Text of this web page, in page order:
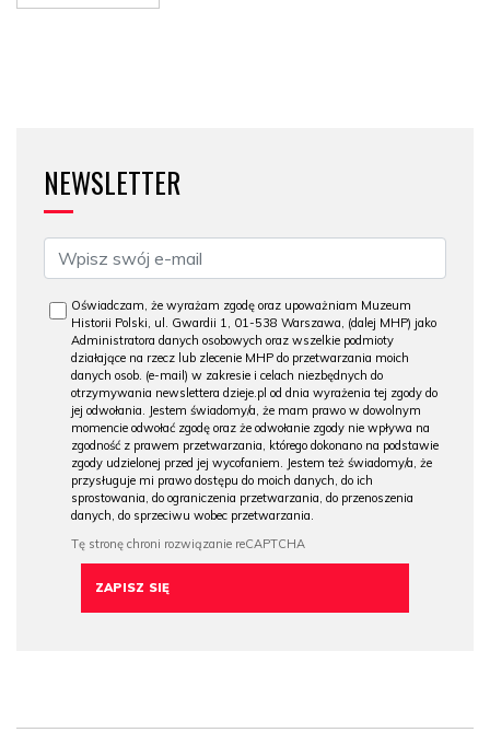
NEWSLETTER
Oświadczam, że wyrażam zgodę oraz upoważniam Muzeum
Historii Polski, ul. Gwardii 1, 01-538 Warszawa, (dalej MHP) jako
Administratora danych osobowych oraz wszelkie podmioty
działające na rzecz lub zlecenie MHP do przetwarzania moich
danych osob. (e-mail) w zakresie i celach niezbędnych do
otrzymywania newslettera dzieje.pl od dnia wyrażenia tej zgody do
jej odwołania. Jestem świadomy/a, że mam prawo w dowolnym
momencie odwołać zgodę oraz że odwołanie zgody nie wpływa na
zgodność z prawem przetwarzania, którego dokonano na podstawie
zgody udzielonej przed jej wycofaniem. Jestem też świadomy/a, że
przysługuje mi prawo dostępu do moich danych, do ich
sprostowania, do ograniczenia przetwarzania, do przenoszenia
danych, do sprzeciwu wobec przetwarzania.